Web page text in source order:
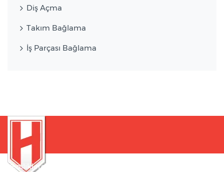
Diş Açma
Takım Bağlama
İş Parçası Bağlama
Yeniliklerden haberdar olmak için bültenimize kaydolun